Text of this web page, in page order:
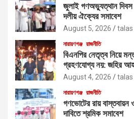
জুলাই গণঅভ্যুত্থান দিবস
দলীয় ঐক্যের সমাবেশ
August 5, 2026 talas
নারায়ণগঞ্জ রাজনীতি
বিএনপির নেতৃত্ব নিয়ে
গ্রহণযোগ্য নয়: জহির
August 4, 2026 talas
নারায়ণগঞ্জ রাজনীতি
গণভোটের রায় বাস্তবায়ন
দাবিতে শ্রমিক সমাবেশ